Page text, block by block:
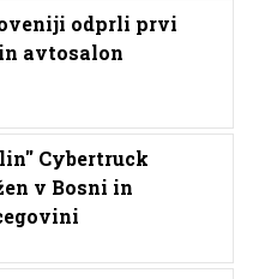
odprli prvi
avtosalon
Cybertruck
v Bosni in